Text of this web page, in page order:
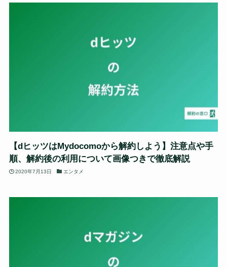
【dヒッツはMydocomoから解約しよう】注意点や手
順、解約後の利用について画像つきで徹底解説
2020年7月13日 エンタメ